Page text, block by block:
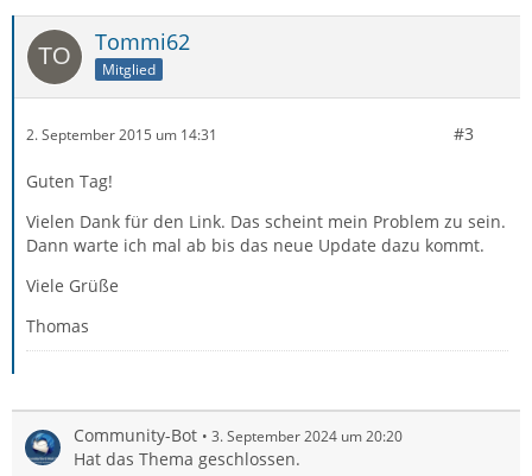
Tommi62
Mitglied
2. September 2015 um 14:31 #3
Guten Tag!
Vielen Dank für den Link. Das scheint mein Problem zu sein.
Dann warte ich mal ab bis das neue Update dazu kommt.
Viele Grüße
Thomas
Community-Bot 3. September 2024 um 20:20
Hat das Thema geschlossen.